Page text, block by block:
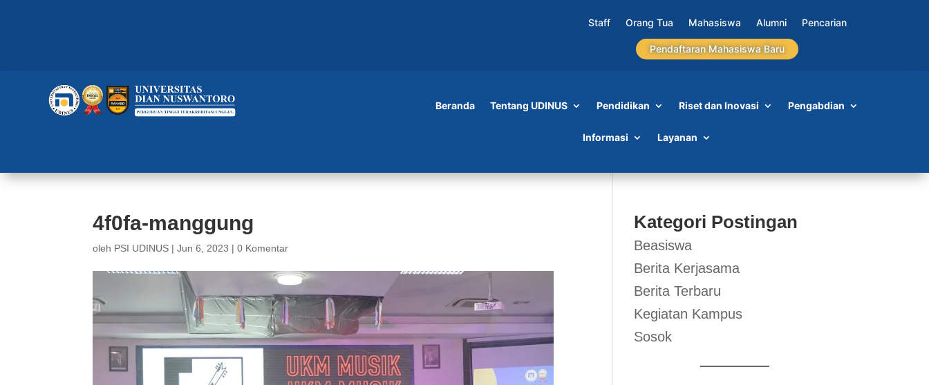
Staff Orang Tua Mahasiswa Alumni Pencarian
Pendaftaran Mahasiswa Baru
Beranda Tentang UDINUS Pendidikan Riset dan Inovasi Pengabdian
Informasi Layanan
4f0fa-manggung
oleh PSI UDINUS |Jun 6, 2023 |0 Komentar
Kategori Postingan
Beasiswa
Berita Kerjasama
Berita Terbaru
Kegiatan Kampus
Sosok